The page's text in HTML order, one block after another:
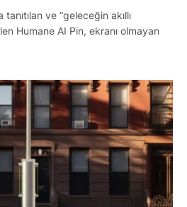
ve “geleceğin akıllı
Humane AI Pin, ekranı olmayan